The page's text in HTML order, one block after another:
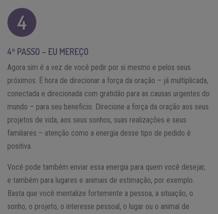
4º PASSO – EU MEREÇO
Agora sim é a vez de você pedir por si mesmo e pelos seus
próximos. É hora de direcionar a força da oração – já multiplicada,
conectada e direcionada com gratidão para as causas urgentes do
mundo – para seu benefício. Direcione a força da oração aos seus
projetos de vida, aos seus sonhos, suas realizações e seus
familiares – atenção como a energia desse tipo de pedido é
positiva.
Você pode também enviar essa energia para quem você desejar,
e também para lugares e animais de estimação, por exemplo.
Basta que você mentalize fortemente a pessoa, a situação, o
sonho, o projeto, o interesse pessoal, o lugar ou o animal de